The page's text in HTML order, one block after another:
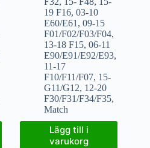
19 F16,03-10
E60/E61 ,09-15
F01/F02/F03/F04,
13-18 F15,06-11
E90/E91/E92/E93,
11-17
F10/F11/F07, 15-
G11/G12, 12-20
F30/F31/F34/F35,
Match
Lägg till i
varukorg